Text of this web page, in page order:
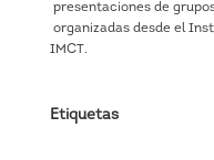
presentaciones de
organizadas desde el
IMCT.
Etiquetas